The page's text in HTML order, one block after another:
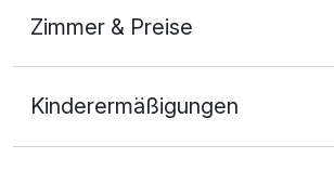
Zimmer & Preise
2 Erwachsene und 1 Kind
Kinderermäßigungen